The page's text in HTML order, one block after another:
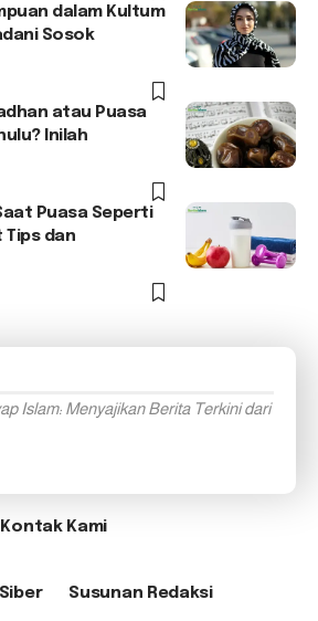
dalam Kultum
Sosok
atau Puasa
Inilah
Puasa Seperti
Tips dan
Islam: Menyajikan Berita Terkini dari
Kontak Kami
Susunan Redaksi